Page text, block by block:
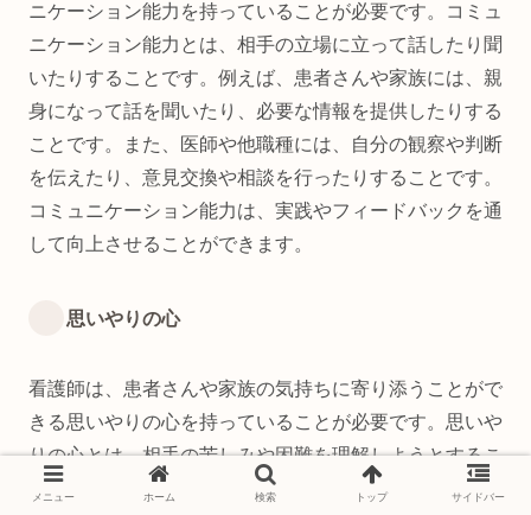
ニケーション能力を持っていることが必要です。コミュ
ニケーション能力とは、相手の立場に立って話したり聞
いたりすることです。例えば、患者さんや家族には、親
身になって話を聞いたり、必要な情報を提供したりする
ことです。また、医師や他職種には、自分の観察や判断
を伝えたり、意見交換や相談を行ったりすることです。
コミュニケーション能力は、実践やフィードバックを通
して向上させることができます。
思いやりの心
看護師は、患者さんや家族の気持ちに寄り添うことがで
きる思いやりの心を持っていることが必要です。思いや
りの心とは、相手の苦しみや困難を理解しようとするこ
とです。例えば、患者さんや家族には、病気や治療に対
メニュー ホーム 検索 トップ サイドバー